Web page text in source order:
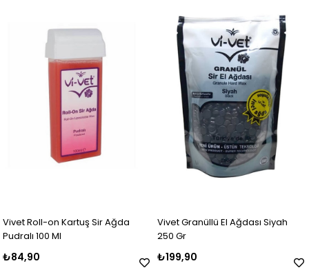
Vivet Roll-on Kartuş Sir Ağda
Pudralı 100 Ml
₺84,90
Vivet Granüllü El Ağdası Siyah
250 Gr
₺199,90